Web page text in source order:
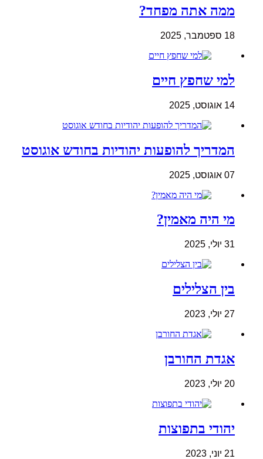
ממה אתה מפחד?
18 ספטמבר, 2025
למי שחפץ חיים
14 אוגוסט, 2025
המדריך להופעות יהודיות בחודש אוגוסט
07 אוגוסט, 2025
מי היה מאמין?
31 יולי, 2025
בין הצלילים
27 יולי, 2023
אגדת החורבן
20 יולי, 2023
יהודי בתפוצות
21 יוני, 2023